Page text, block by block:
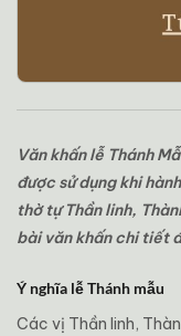
Vănkhấnlễ Thánh
được sửdụngkhihành
thờtựThầnlinh,
bàivănkhấnchitiết
Ý nghĩa lễ Thánh mẫu
Các vị Thần linh,